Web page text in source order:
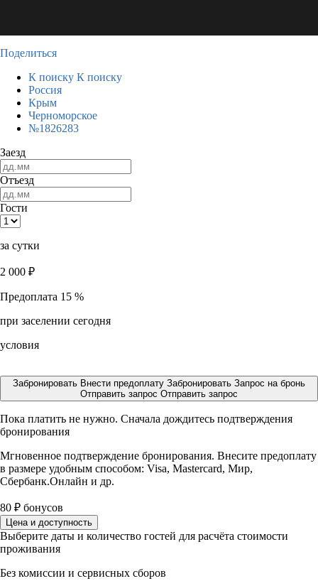
Поделиться
К поиску К поиску
Россия
Крым
Черноморское
№1826283
Заезд
Отъезд
Гости
за сутки
2 000 ₽
Предоплата 15 %
при заселении сегодня
условия
Забронировать Внести предоплату Забронировать Запрос на бронь
Отправить запрос Отправить запрос
Пока платить не нужно. Сначала дождитесь подтверждения
бронирования
Мгновенное подтверждение бронирования. Внесите предоплату
в размере удобным способом: Visa, Mastercard, Мир,
Сбербанк.Онлайн и др.
80 ₽ бонусов
Цена и доступность
Выберите даты и количество гостей для расчёта стоимости
проживания
Без комиссии и сервисных сборов